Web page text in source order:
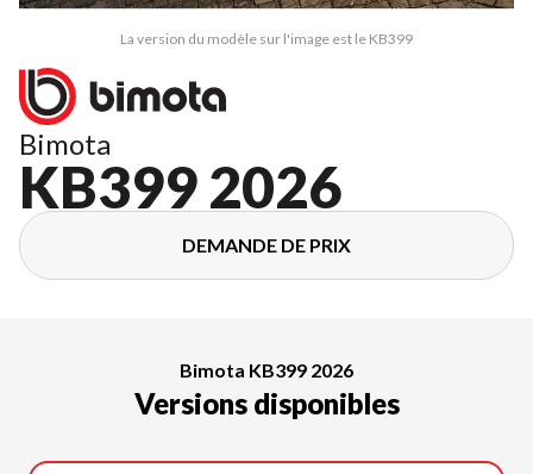
La version du modèle sur l'image est le KB399
Bimota
KB399 2026
DEMANDE DE PRIX
Bimota KB399 2026
Versions disponibles